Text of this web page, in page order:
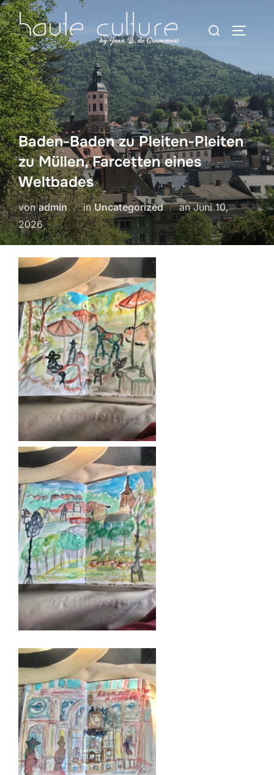
Zum
Inhalt
springen
Suchen
Baden-Baden zu Pleiten-Pleiten
zu Müllen, Farcetten eines
Weltbades
vonadmin inUncategorized anVeröffentlicht
am
Juni 10,
2026